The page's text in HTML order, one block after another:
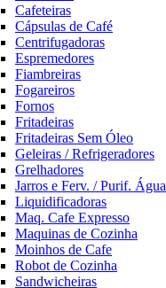
Cafeteiras
Cápsulas de Café
Centrifugadoras
Espremedores
Fiambreiras
Fogareiros
Fornos
Fritadeiras
Fritadeiras Sem Óleo
Geleiras / Refrigeradores
Grelhadores
Jarros e Ferv. / Purif. Água
Liquidificadoras
Maq. Cafe Expresso
Maquinas de Cozinha
Moinhos de Cafe
Robot de Cozinha
Sandwicheiras